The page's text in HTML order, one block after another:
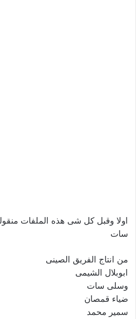
اولا وقبل كل شى هذه الملفات
سات
من انتاج الفريق الصينى
ابوبلال الشيمى
وسلى سات
ضياء قمصان
سمير محمد